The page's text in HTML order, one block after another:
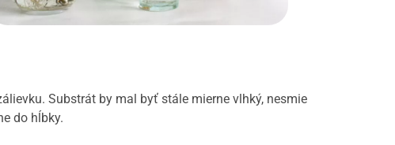
Substrát by mal byť stále mierne vlhký, nesmie
do hĺbky.